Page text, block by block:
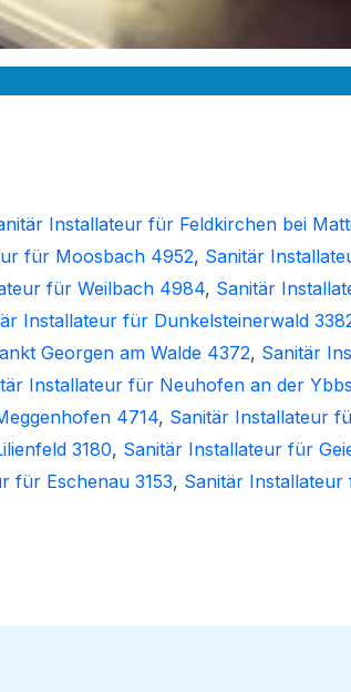
Installateur für Feldkirchen bei
für Moosbach 4952, Sanitär
für Weilbach 4984, Sanitär
Installateur für Dunkelsteinerwald
Georgen am Walde 4372, Sanitär
Installateur für Neuhofen an der
4714, Sanitär Installateur
3180, Sanitär Installateur für
für Eschenau 3153, Sanitär